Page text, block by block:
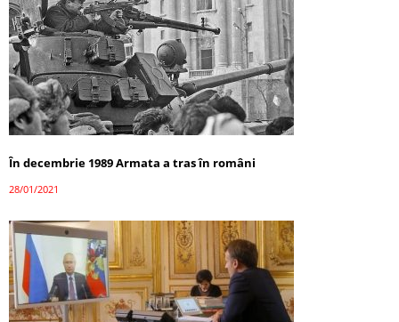
În decembrie 1989 Armata a tras în români
28/01/2021